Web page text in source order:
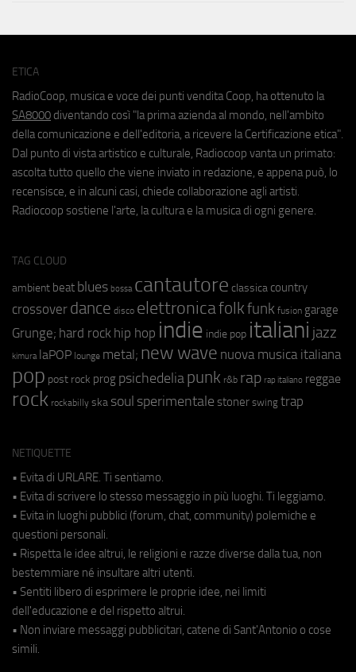
ETICA
RadioCoop, musica e voce dei punti vendita Coop, ha ottenuto la
SA8000 diventando così "la prima azienda al mondo, nell'ambito
della comunicazione e dell'editoria, a ricevere la Certificazione etica".
Dal punto di vista artistico e culturale, Radiocoop vanta un primato:
ascolta tutto quello che viene inviato in redazione, e appena può, lo
recensisce, e in alcuni casi, chiede collaborazione agli artisti.
Radiocoop sostiene l'arte, la cultura e la musica di ogni genere.
TAG CLOUD
ambient beat blues bossa cantautore classica country
crossover dance disco elettronicafolkfunk fusion garage
Grunge; hard rock hip hop indie indie pop italiani jazz
kimura laPOP lounge metal; new wave nuova musica italiana
pop post rock prog psichedeliapunk r&b rap rap italiano reggae
rock rockabilly ska soul sperimentale stoner swing trap
NETIQUETTE
• Evita di URLARE. Ti sentiamo.
• Evita di scrivere lo stesso messaggio in più luoghi. Ti leggiamo.
• Evita in luoghi pubblici (forum, chat, community) polemiche e
questioni personali.
• Rispetta le idee altrui, le religioni e razze diverse dalla tua, non
bestemmiare né insultare altri utenti.
• Sentiti libero di esprimere le proprie idee, nei limiti
dell'educazione e del rispetto altrui.
• Non inviare messaggi pubblicitari, catene di Sant'Antonio o cose
simili.